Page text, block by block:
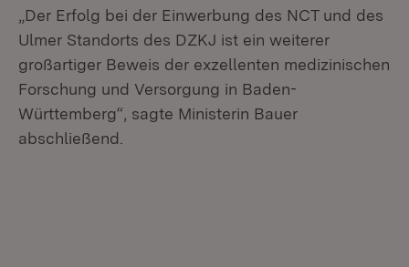
„Der Erfolg bei der Einwerbung des NCT und des
Ulmer Standorts des DZKJ ist ein weiterer
großartiger Beweis der exzellenten medizinischen
Forschung und Versorgung in Baden-
Württemberg“, sagte Ministerin Bauer
abschließend.